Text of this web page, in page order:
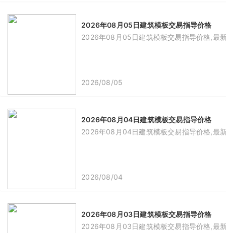
2026年08月05日建筑模板交易指导价格
2026年08月05日建筑模板交易指导价格,最
2026/08/05
2026年08月04日建筑模板交易指导价格
2026年08月04日建筑模板交易指导价格,最
2026/08/04
2026年08月03日建筑模板交易指导价格
2026年08月03日建筑模板交易指导价格,最